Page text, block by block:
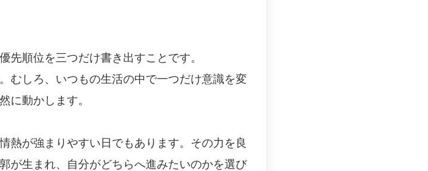
先順位を三つだけ書き出すことです。
むしろ、いつもの生活の中で一つだけ意識を変
に動かします。
熱が強まりやすい日でもあります。その力を良
が生まれ、自分がどちらへ進みたいのかを選び